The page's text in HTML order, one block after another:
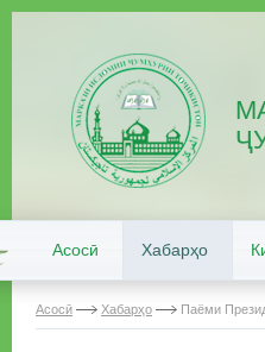
Асосӣ Хабарҳо
Асосӣ Хабарҳо Паёми